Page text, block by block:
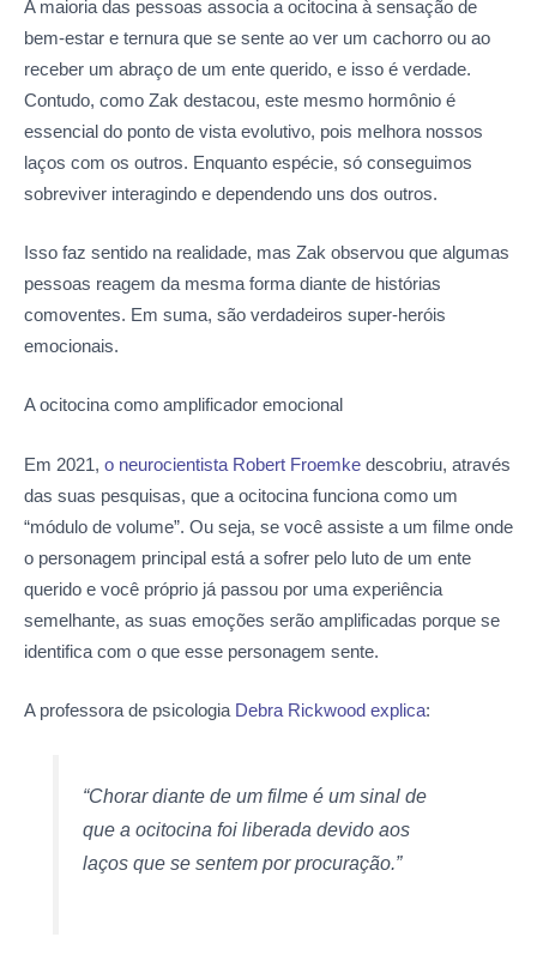
A maioria das pessoas associa a ocitocina à sensação de
bem-estar e ternura que se sente ao ver um cachorro ou ao
receber um abraço de um ente querido, e isso é verdade.
Contudo, como Zak destacou, este mesmo hormônio é
essencial do ponto de vista evolutivo, pois melhora nossos
laços com os outros. Enquanto espécie, só conseguimos
sobreviver interagindo e dependendo uns dos outros.
Isso faz sentido na realidade, mas Zak observou que algumas
pessoas reagem da mesma forma diante de histórias
comoventes. Em suma, são verdadeiros super-heróis
emocionais.
A ocitocina como amplificador emocional
Em 2021, o neurocientista Robert Froemke descobriu, através
das suas pesquisas, que a ocitocina funciona como um
“módulo de volume”. Ou seja, se você assiste a um filme onde
o personagem principal está a sofrer pelo luto de um ente
querido e você próprio já passou por uma experiência
semelhante, as suas emoções serão amplificadas porque se
identifica com o que esse personagem sente.
A professora de psicologia Debra Rickwood explica:
“Chorar diante de um filme é um sinal de
que a ocitocina foi liberada devido aos
laços que se sentem por procuração.”